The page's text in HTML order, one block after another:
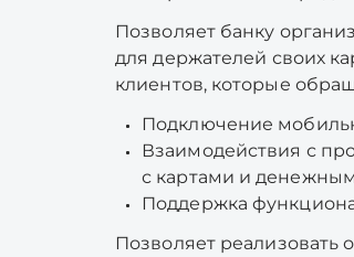
Позволяет банку
для держателей своих
клиентов, которые
Подключение
Взаимодействия с
с картами и
Поддержка
Позволяет реализовать